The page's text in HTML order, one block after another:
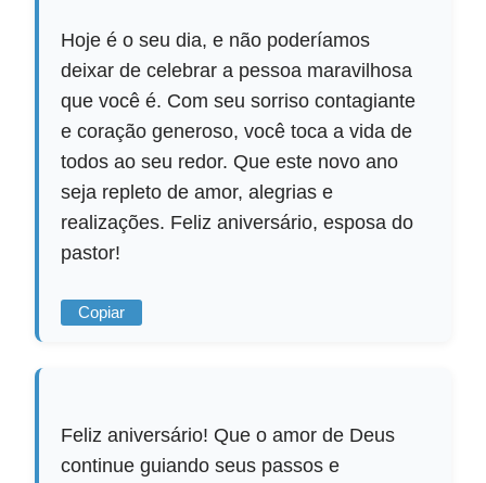
Hoje é o seu dia, e não poderíamos
deixar de celebrar a pessoa maravilhosa
que você é. Com seu sorriso contagiante
e coração generoso, você toca a vida de
todos ao seu redor. Que este novo ano
seja repleto de amor, alegrias e
realizações. Feliz aniversário, esposa do
pastor!
Copiar
Feliz aniversário! Que o amor de Deus
continue guiando seus passos e